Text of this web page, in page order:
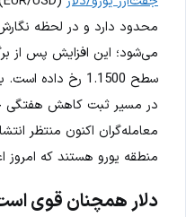
می‌شود؛ این افزایش پس از
سطح 1.1500 رخ
منطقه یورو هستند که امروز
دلار همچنان قوی